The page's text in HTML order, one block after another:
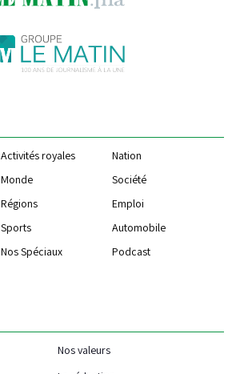
Activités royales
Nation
Monde
Société
Régions
Emploi
Sports
Automobile
Nos Spéciaux Podcast
Nos valeurs